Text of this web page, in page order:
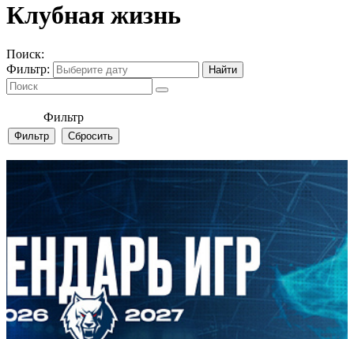
Клубная жизнь
Поиск:
Фильтр:
Фильтр